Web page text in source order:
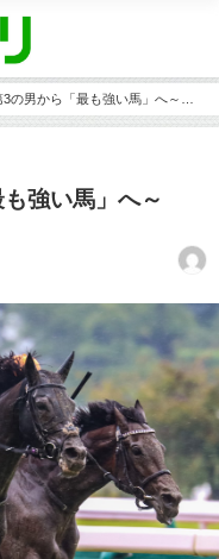
3の男から「最も強い馬」へ～
強い馬」へ～